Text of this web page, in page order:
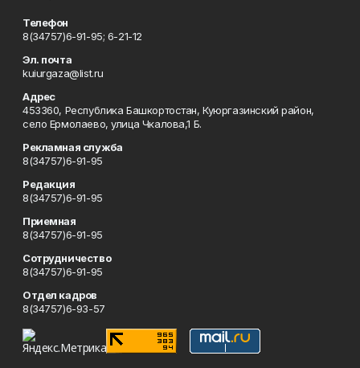
Телефон
8(34757)6-91-95; 6-21-12
Эл. почта
kuiurgaza@list.ru
Адрес
453360, Республика Башкортостан, Куюргазинский район,
село Ермолаево, улица Чкалова,1 Б.
Рекламная служба
8(34757)6-91-95
Редакция
8(34757)6-91-95
Приемная
8(34757)6-91-95
Сотрудничество
8(34757)6-91-95
Отдел кадров
8(34757)6-93-57